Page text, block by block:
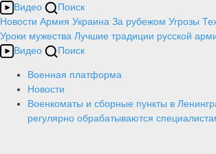
Видео
Поиск
Новости Армия Украина За рубежом Угрозы
Уроки мужества Лучшие традиции русской
Видео
Поиск
Военная платформа
Новости
Военкоматы и сборные пункты в
регулярно обрабатываются